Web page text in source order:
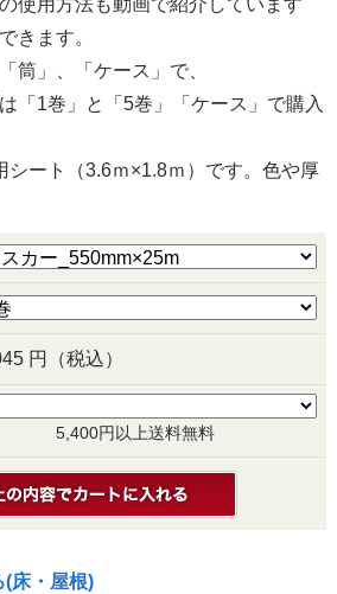
使用方法も動画で紹介しています
きます。
筒」、「ケース」で、
「1巻」と「5巻」「ケース」で購入
シート（3.6ｍ×1.8ｍ）です。色や厚
円（税込）
5,400円以上送料無料
床・屋根)